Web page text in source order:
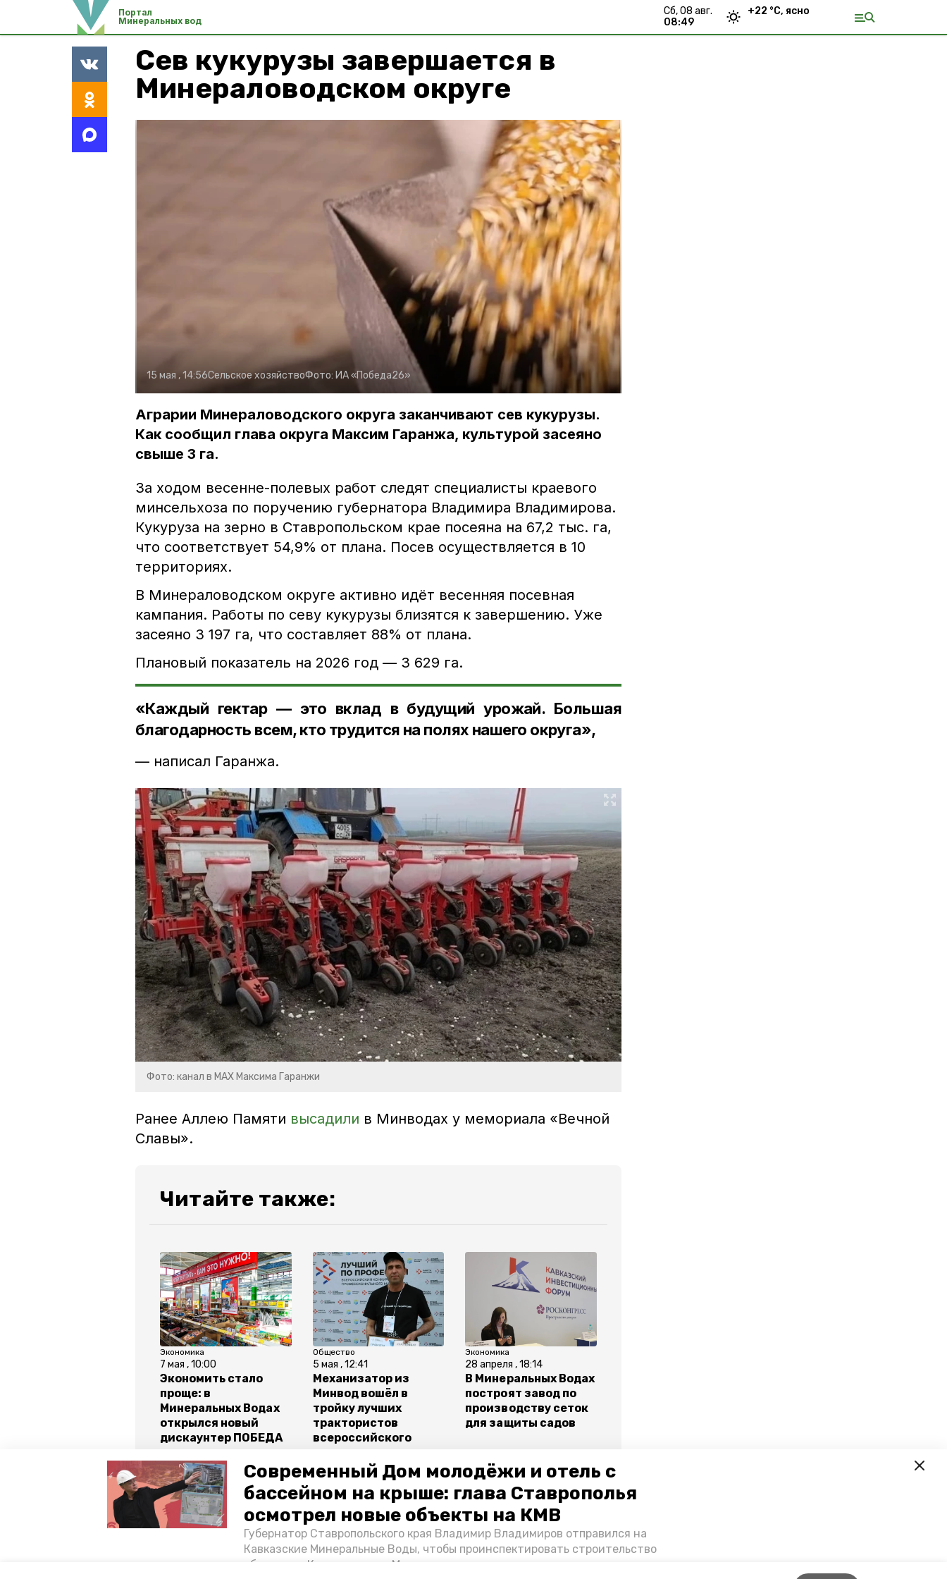
Современный Дом молодёжи и отель с
бассейном на крыше: глава Ставрополья
осмотрел новые объекты на КМВ
Губернатор Ставропольского края Владимир Владимиров отправился на
Кавказские Минеральные Воды, чтобы проинспектировать строительство
объектов в Кисловодске и Минводах, а также выслушать предложения о
Портал
Минеральных вод
сб, 08 авг.
08:49
+22 °С, ясно
Сев кукурузы завершается в
Минераловодском округе
15 мая , 14:56Сельское хозяйствоФото: ИА «Победа26»
Аграрии Минераловодского округа заканчивают сев кукурузы.
Как сообщил глава округа Максим Гаранжа, культурой засеяно
свыше 3 га.
За ходом весенне-полевых работ следят специалисты краевого
минсельхоза по поручению губернатора Владимира Владимирова.
Кукуруза на зерно в Ставропольском крае посеяна на 67,2 тыс. га,
что соответствует 54,9% от плана. Посев осуществляется в 10
территориях.
В Минераловодском округе активно идёт весенняя посевная
кампания. Работы по севу кукурузы близятся к завершению. Уже
засеяно 3 197 га, что составляет 88% от плана.
Плановый показатель на 2026 год — 3 629 га.
«Каждый гектар — это вклад в будущий урожай. Большая
благодарность всем, кто трудится на полях нашего округа»,
— написал Гаранжа.
Фото: канал в МАХ Максима Гаранжи
Ранее Аллею Памяти высадили в Минводах у мемориала «Вечной
Славы».
Читайте также:
Экономика
7 мая , 10:00
Экономить стало
проще: в
Минеральных Водах
открылся новый
дискаунтер ПОБЕДА
Общество
5 мая , 12:41
Механизатор из
Минвод вошёл в
тройку лучших
трактористов
всероссийского
Экономика
28 апреля , 18:14
В Минеральных Водах
построят завод по
производству сеток
для защиты садов
Все новости
ставропольский край минеральные воды сев кукурузы